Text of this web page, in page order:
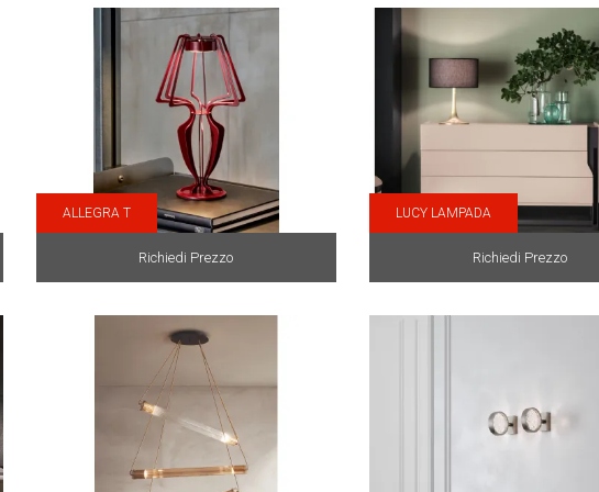
ALLEGRA T
Richiedi Prezzo
LUCY LAMPADA
Richiedi Prezzo